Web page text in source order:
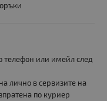
телефон или имейл след
лично в сервизите на
по куриер